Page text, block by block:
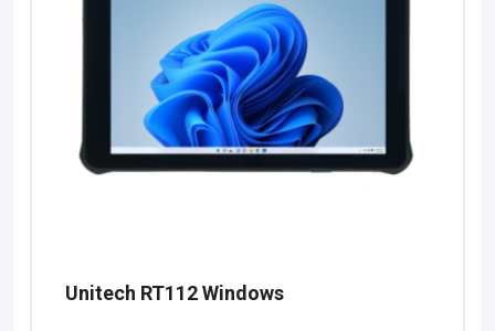
Unitech RT112 Windows